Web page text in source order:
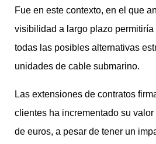
Fue en este contexto, en el que
visibilidad a largo plazo
todas las posibles alternativas
unidades de cable submarino.
Las extensiones de contratos
clientes ha incrementado su
de euros, a pesar de tener un